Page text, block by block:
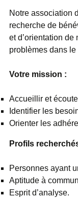
Notre association
recherche de
et d’orientation
problèmes dans
Votre mission :
Accueillir et
Identifier les
Orienter les
Profils
Personnes ayant
Aptitude à
Esprit d’analyse.